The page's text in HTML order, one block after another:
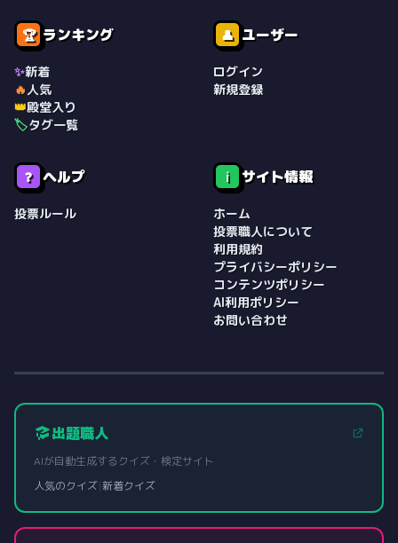
🏆 ランキング
✨新着
🔥人気
👑殿堂入り
🏷️タグ一覧
👤 ユーザー
ログイン
新規登録
❓ ヘルプ
投票ルール
ℹ️ サイト情報
ホーム
投票職人について
利用規約
プライバシーポリシー
コンテンツポリシー
AI利用ポリシー
お問い合わせ
出題職人
AIが自動生成するクイズ・検定サイト
人気のクイズ|新着クイズ